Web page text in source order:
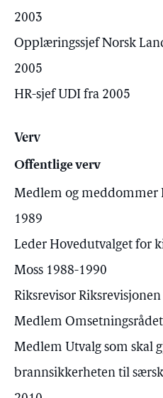
2003
Opplæringssjef Norsk
2005
HR-sjef UDI fra 2005
Verv
Offentlige verv
Medlem og meddommer
1989
Leder Hovedutvalget for
Moss 1988-1990
Riksrevisor
Medlem
Medlem Utvalg som skal
brannsikkerheten til